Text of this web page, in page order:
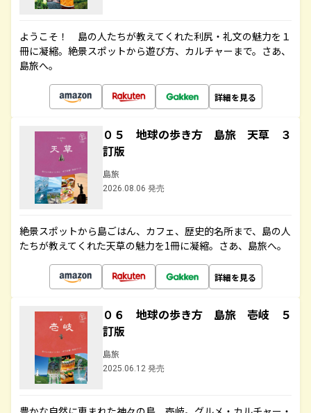
ようこそ！ 島の人たちが教えてくれた利尻・礼文の魅力を１
冊に凝縮。絶景スポットから遊び方、カルチャーまで。さあ、
島旅へ。
詳細を見る
０５ 地球の歩き方 島旅 天草 ３
訂版
島旅
2026.08.06 発売
絶景スポットから島ごはん、カフェ、歴史的名所まで、島の人
たちが教えてくれた天草の魅力を1冊に凝縮。さあ、島旅へ。
詳細を見る
０６ 地球の歩き方 島旅 壱岐 ５
訂版
島旅
2025.06.12 発売